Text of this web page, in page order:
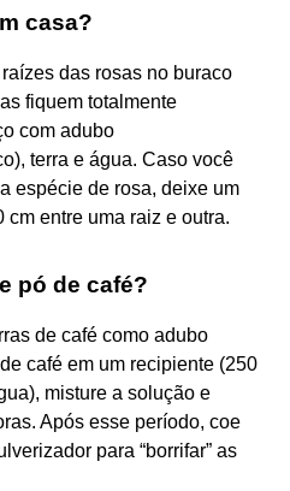
casa?
das rosas no buraco
fiquem totalmente
com adubo
terra e água. Caso você
espécie de rosa, deixe um
entre uma raiz e outra.
pó de café?
de café como adubo
café em um recipiente (250
misture a solução e
Após esse período, coe
para “borrifar” as